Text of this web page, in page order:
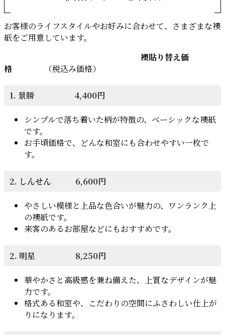
お客様のライフスタイルやお好みに合わせて、さまざまな襖
紙をご用意しています。
襖貼り替え価
格 （税込み価格）
1. 景勝 4,400円
シンプルで落ち着いた柄が特徴の、ベーシックな襖紙
です。
お手頃価格で、どんな和室にも合わせやすい一枚で
す。
2. しんせん 6,600円
やさしい模様と上品な色合いが魅力の、ワンランク上
の襖紙です。
来客のあるお部屋などにもおすすめです。
2. 明星 8,250円
華やかさと高級感を兼ね備えた、上質なデザインが魅
力です。
格式ある和室や、こだわりの空間にふさわしい仕上が
りになります。